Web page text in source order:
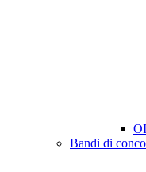
Bandi di